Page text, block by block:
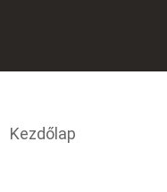
Kezdőlap